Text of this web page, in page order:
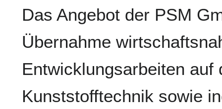
Das Angebot der PSM
Übernahme
Entwicklungsarbeiten auf
Kunststofftechnik sowie